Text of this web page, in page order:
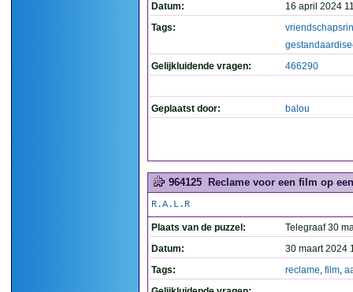
Datum:
16 april 2024
Tags:
Gelijkluidende vragen:
466290
Geplaatst door: balou
964125 Reclame voor een film op
R.A.L.R
Plaats van de puzzel:
Telegraaf 30
Datum:
30 maart 2024
Tags:
reclame, film,